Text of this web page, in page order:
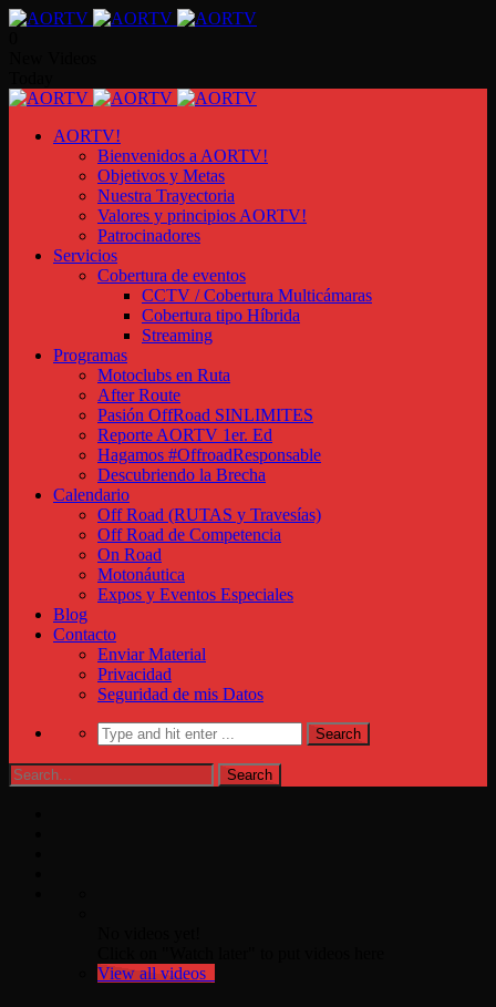
AORTV!
Bienvenidos a AORTV!
Objetivos y Metas
Nuestra Trayectoria
Valores y principios AORTV!
Patrocinadores
Servicios
Cobertura de eventos
CCTV / Cobertura Multicámaras
Cobertura tipo Híbrida
Streaming
Programas
Motoclubs en Ruta
After Route
Pasión OffRoad SINLIMITES
Reporte AORTV 1er. Ed
Hagamos #OffroadResponsable
Descubriendo la Brecha
Calendario
Off Road (RUTAS y Travesías)
Off Road de Competencia
On Road
Motonáutica
Expos y Eventos Especiales
Blog
Contacto
Enviar Material
Privacidad
Seguridad de mis Datos
View all videos